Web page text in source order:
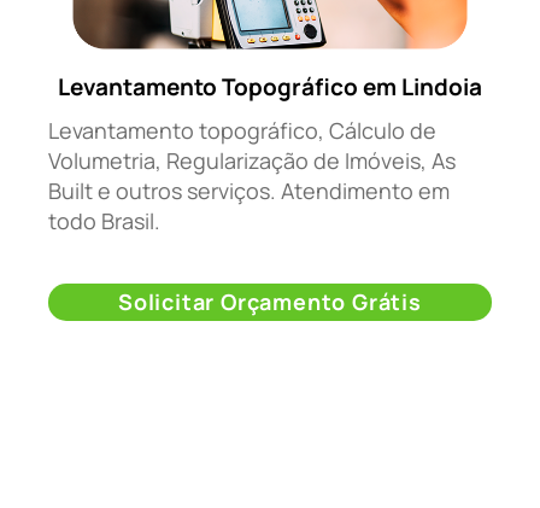
Levantamento Topográfico em Lindoia
Levantamento topográfico, Cálculo de
Volumetria, Regularização de Imóveis, As
Built e outros serviços. Atendimento em
todo Brasil.
Solicitar Orçamento Grátis